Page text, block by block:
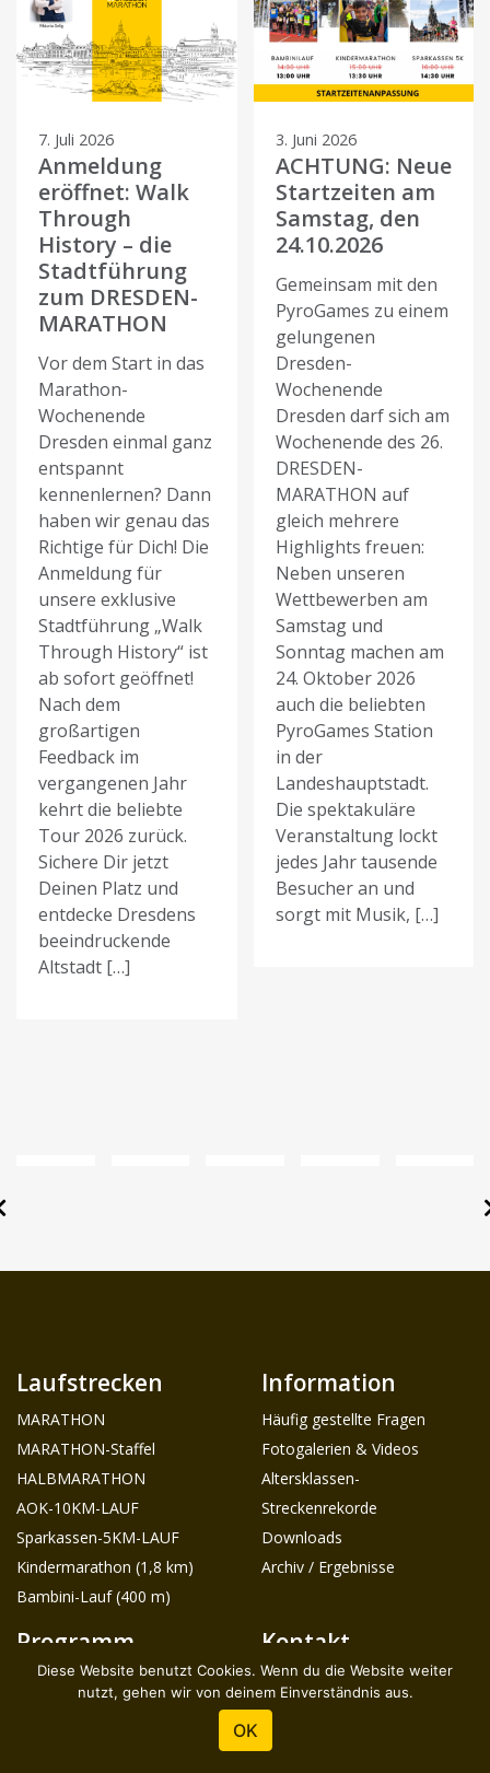
7. Juli 2026
Anmeldung
eröffnet: Walk
Through
History – die
Stadtführung
zum DRESDEN-
MARATHON
Vor dem Start in das
Marathon-
Wochenende
Dresden einmal ganz
entspannt
kennenlernen? Dann
haben wir genau das
Richtige für Dich! Die
Anmeldung für
unsere exklusive
Stadtführung „Walk
Through History“ ist
ab sofort geöffnet!
Nach dem
großartigen
Feedback im
vergangenen Jahr
kehrt die beliebte
Tour 2026 zurück.
Sichere Dir jetzt
Deinen Platz und
entdecke Dresdens
beeindruckende
Altstadt […]
3. Juni 2026
ACHTUNG: Neue
Startzeiten am
Samstag, den
24.10.2026
Gemeinsam mit den
PyroGames zu einem
gelungenen
Dresden-
Wochenende
Dresden darf sich am
Wochenende des 26.
DRESDEN-
MARATHON auf
gleich mehrere
Highlights freuen:
Neben unseren
Wettbewerben am
Samstag und
Sonntag machen am
24. Oktober 2026
auch die beliebten
PyroGames Station
in der
Landeshauptstadt.
Die spektakuläre
Veranstaltung lockt
jedes Jahr tausende
Besucher an und
sorgt mit Musik, […]
Laufstrecken
MARATHON
MARATHON-Staffel
HALBMARATHON
AOK-10KM-LAUF
Sparkassen-5KM-LAUF
Kindermarathon (1,8 km)
Bambini-Lauf (400 m)
Information
Häufig gestellte Fragen
Fotogalerien & Videos
Altersklassen-
Streckenrekorde
Downloads
Archiv / Ergebnisse
Programm
Marathon EXPO
Kontakt
Teilnehmer
Helfer
Diese Website benutzt Cookies. Wenn du die Website weiter
nutzt, gehen wir von deinem Einverständnis aus.
OK